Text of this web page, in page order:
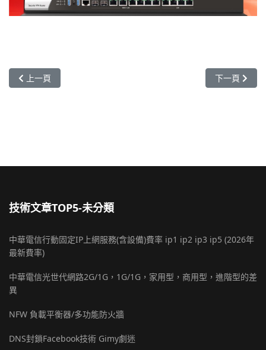
上一篇文章: 2026 DrayTek Vigor (TW:6216) 原廠活動，活動到
上一頁 下一篇文章:
下一頁
技術文章TOP5-未分類
中華電信行動固定IP上網服務(含設備)費率 ip1 ip2 ip3 ip5 (2026年
最新費率)
中華電信光世代網路2G/1G，1G/1G，家用型，商用型，進階型的差
異
NFW 負載平衡器/多功能防火牆
DNS封鎖Facebook技術 Gimy劇迷